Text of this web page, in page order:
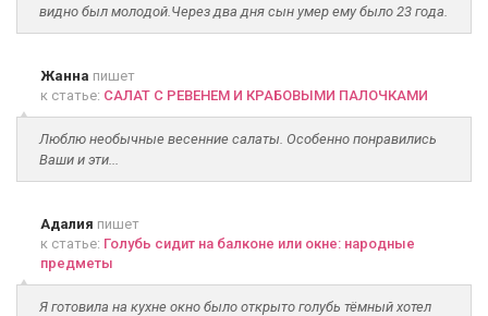
видно был молодой.Через два дня сын умер ему было 23 года.
Жанна пишет
к статье: САЛАТ С РЕВЕНЕМ И КРАБОВЫМИ ПАЛОЧКАМИ
Люблю необычные весенние салаты. Особенно понравились
Ваши и эти...
Адалия пишет
к статье: Голубь сидит на балконе или окне: народные
предметы
Я готовила на кухне окно было открыто голубь тёмный хотел